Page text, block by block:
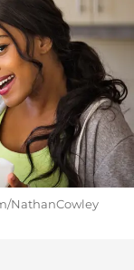
NathanCowley